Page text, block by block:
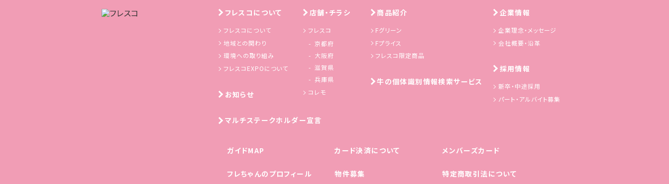
フレスコについて
フレスコについて
地域との関わり
環境への取り組み
フレスコEXPOについて
お知らせ
マルチステークホルダー宣言
店舗・チラシ
フレスコ
京都府
大阪府
滋賀県
兵庫県
コレモ
商品紹介
Fグリーン
Fプライス
フレスコ限定商品
牛の個体識別情報検索サービス
企業情報
企業理念・メッセージ
会社概要・沿革
採用情報
新卒・中途採用
パート・アルバイト募集
ガイドMAP カード決済について メンバーズカード
フレちゃんの プロフィール 物件募集 特定商取引法について